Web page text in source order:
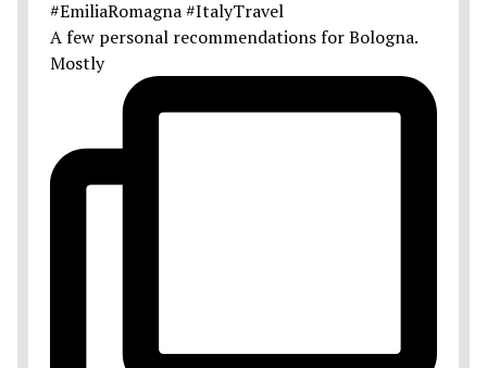
A few personal recommendations for Bologna.
Mostly